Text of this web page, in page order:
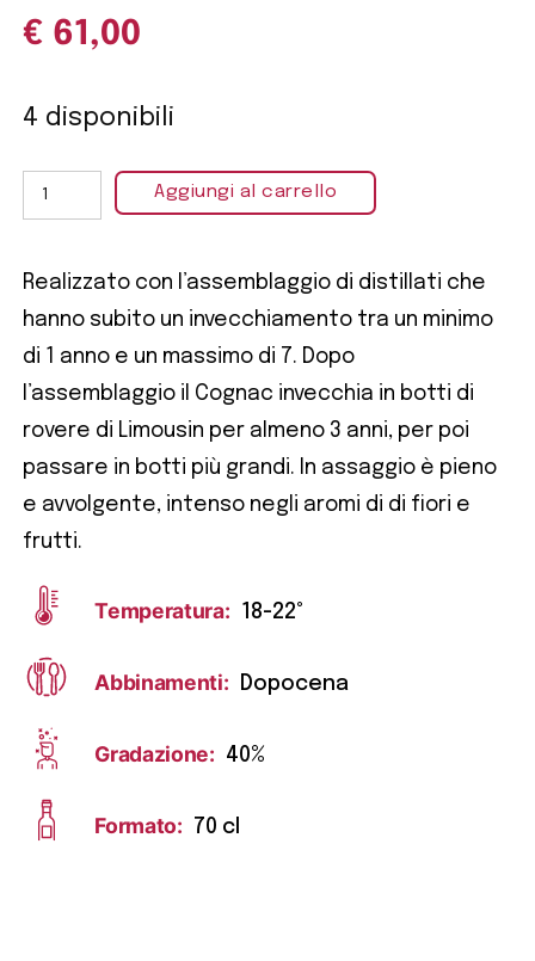
€ 61,00
4 disponibili
Aggiungi al carrello
Realizzato con l’assemblaggio di distillati che
hanno subito un invecchiamento tra un minimo
di 1 anno e un massimo di 7. Dopo
l’assemblaggio il Cognac invecchia in botti di
rovere di Limousin per almeno 3 anni, per poi
passare in botti più grandi. In assaggio è pieno
e avvolgente, intenso negli aromi di di fiori e
frutti.
Temperatura: 18-22°
Abbinamenti: Dopocena
Gradazione: 40%
Formato: 70 cl